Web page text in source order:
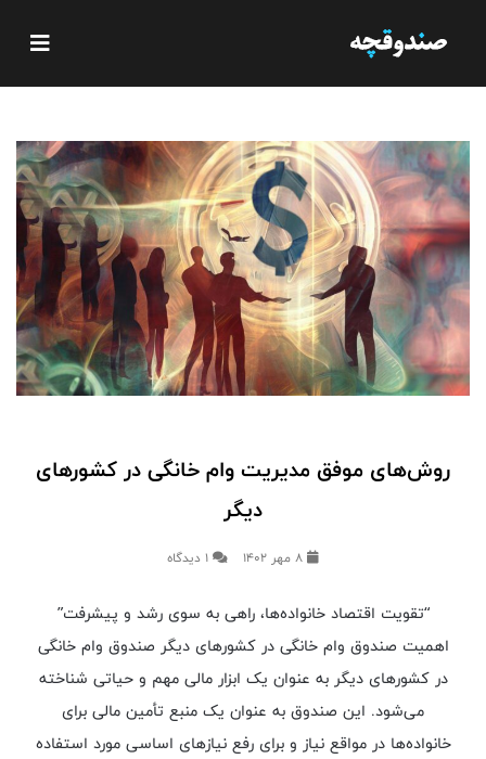
روش‌های موفق مدیریت وام خانگی در کشورهای
دیگر
“تقویت اقتصاد خانواده‌ها، راهی به سوی رشد و پیشرفت”
اهمیت صندوق وام خانگی در کشورهای دیگر صندوق وام خانگی
در کشورهای دیگر به عنوان یک ابزار مالی مهم و حیاتی شناخته
می‌شود. این صندوق به عنوان یک منبع تأمین مالی برای
خانواده‌ها در مواقع نیاز و برای رفع نیازهای اساسی مورد استفاده